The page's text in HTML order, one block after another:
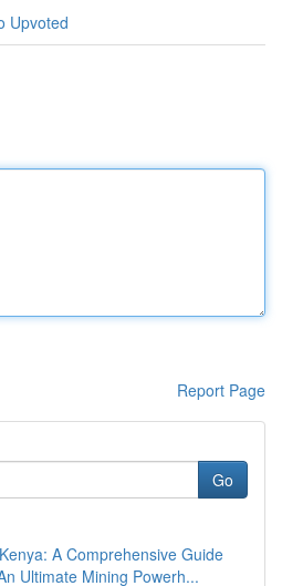
Upvoted
Report Page
Go
A Comprehensive Guide
Ultimate Mining Powerh...